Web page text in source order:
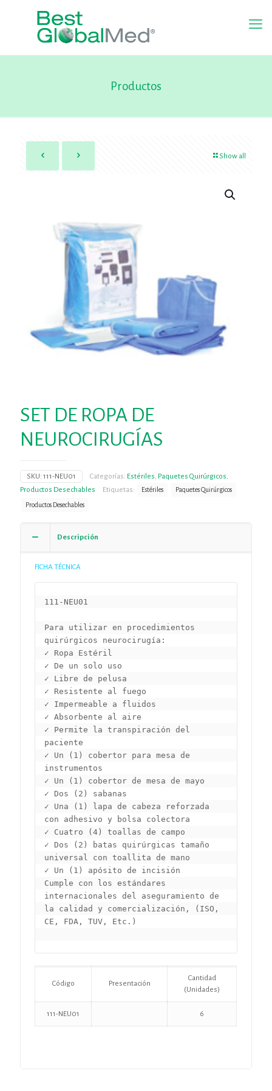
Productos
Show all
SET DE ROPA DE
NEUROCIRUGÍAS
SKU: 111-NEU01 Categorías: Estériles, Paquetes Quirúrgicos,
Productos Desechables
Etiquetas: Estériles Paquetes Quirúrgicos
Productos Desechables
Descripción
FICHA TÉCNICA
111-NEU01
Para utilizar en procedimientos
quirúrgicos neurocirugía:
✓ Ropa Estéril
✓ De un solo uso
✓ Libre de pelusa
✓ Resistente al fuego
✓ Impermeable a fluidos
✓ Absorbente al aire
✓ Permite la transpiración del
paciente
✓ Un (1) cobertor para mesa de
instrumentos
✓ Un (1) cobertor de mesa de mayo
✓ Dos (2) sabanas
✓ Una (1) lapa de cabeza reforzada
con adhesivo y bolsa colectora
✓ Cuatro (4) toallas de campo
✓ Dos (2) batas quirúrgicas tamaño
universal con toallita de mano
✓ Un (1) apósito de incisión
Cumple con los estándares
internacionales del aseguramiento de
la calidad y comercialización, (ISO,
CE, FDA, TUV, Etc.)
Código Presentación
Cantidad
(Unidades)
111-NEU01 6